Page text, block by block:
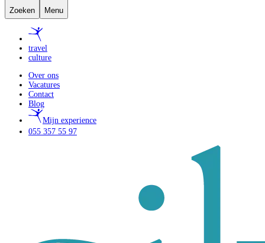
Zoeken Menu
travel
culture
Over ons
Vacatures
Contact
Blog
Mijn experience
055 357 55 97